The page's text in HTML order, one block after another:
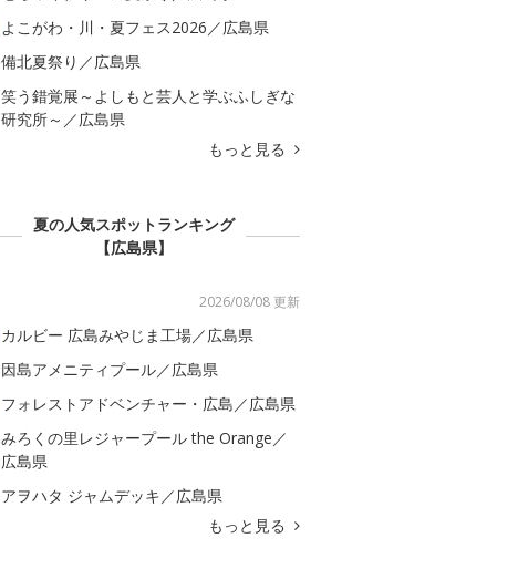
よこがわ・川・夏フェス2026／広島県
備北夏祭り／広島県
笑う錯覚展～よしもと芸人と学ぶふしぎな
研究所～／広島県
もっと見る
夏の人気スポットランキング
【広島県】
2026/08/08 更新
カルビー 広島みやじま工場／広島県
因島アメニティプール／広島県
フォレストアドベンチャー・広島／広島県
みろくの里レジャープール the Orange／
広島県
アヲハタ ジャムデッキ／広島県
もっと見る